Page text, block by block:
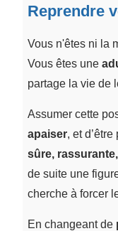
Reprendre
Vous n'êtes ni la
Vous êtes une
partage la vie de
Assumer cette
apaiser, et
sûre,
de suite une
cherche à forcer
En changeant de